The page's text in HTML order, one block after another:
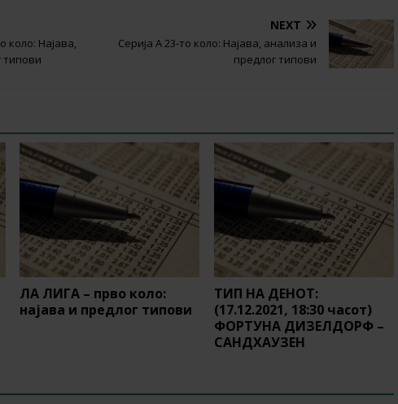
коло: Најава,
типови
NEXT
Серија А 23-то коло: Најава, анализа и
предлог типови
ЛА ЛИГА – прво коло:
најава и предлог типови
ТИП НА ДЕНОТ:
(17.12.2021, 18:30 часот)
ФОРТУНА ДИЗЕЛДОРФ –
САНДХАУЗЕН